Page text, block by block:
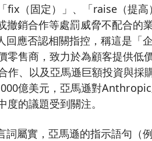
fix（固定）」、「raise（提高
撤銷合作等處罰威脅不配合的
應否認相關指控，稱這是「
售商，致力於為顧客提供低
、以及亞馬遜巨額投資與採
億美元，亞馬遜對
的議題受到關注。
屬實，亞馬遜的指示語句（